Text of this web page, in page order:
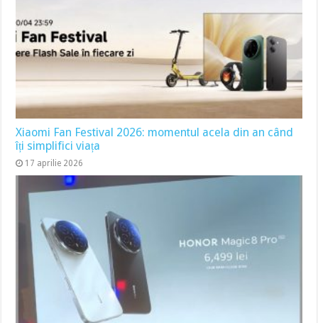
Xiaomi Fan Festival 2026: momentul acela din an când
îți simplifici viața
17 aprilie 2026